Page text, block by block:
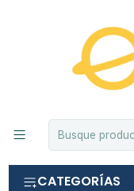
CATEGORÍAS